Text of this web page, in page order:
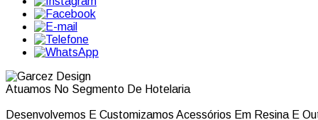
Atuamos No Segmento De Hotelaria
Desenvolvemos E Customizamos Acessórios Em Resina E